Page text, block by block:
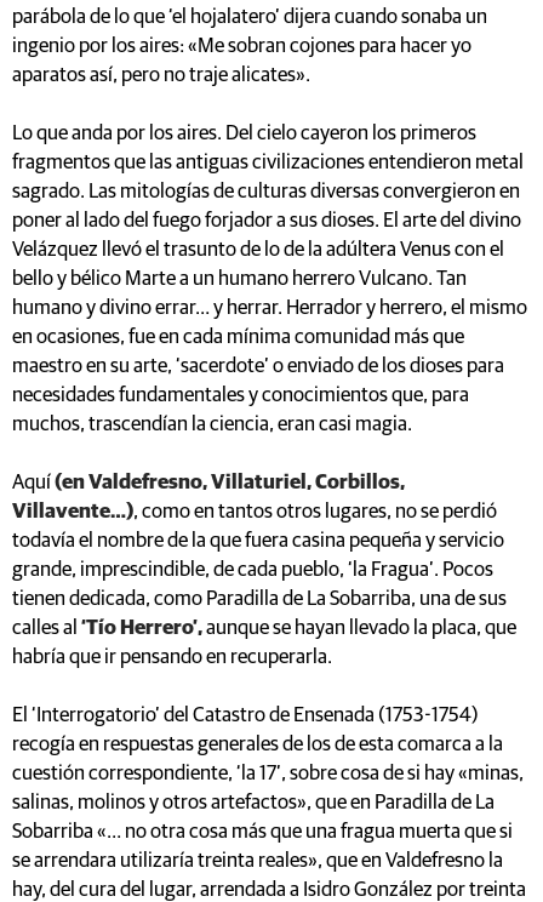
parábola de lo que ‘el hojalatero’ dijera cuando sonaba un
ingenio por los aires: «Me sobran cojones para hacer yo
aparatos así, pero no traje alicates».
Lo que anda por los aires. Del cielo cayeron los primeros
fragmentos que las antiguas civilizaciones entendieron metal
sagrado. Las mitologías de culturas diversas convergieron en
poner al lado del fuego forjador a sus dioses. El arte del divino
Velázquez llevó el trasunto de lo de la adúltera Venus con el
bello y bélico Marte a un humano herrero Vulcano. Tan
humano y divino errar… y herrar. Herrador y herrero, el mismo
en ocasiones, fue en cada mínima comunidad más que
maestro en su arte, ‘sacerdote’ o enviado de los dioses para
necesidades fundamentales y conocimientos que, para
muchos, trascendían la ciencia, eran casi magia.
Aquí (en Valdefresno, Villaturiel, Corbillos,
Villavente…), como en tantos otros lugares, no se perdió
todavía el nombre de la que fuera casina pequeña y servicio
grande, imprescindible, de cada pueblo, ‘la Fragua’. Pocos
tienen dedicada, como Paradilla de La Sobarriba, una de sus
calles al ‘Tío Herrero’,aunque se hayan llevado la placa, que
habría que ir pensando en recuperarla.
El ‘Interrogatorio’ del Catastro de Ensenada (1753-1754)
recogía en respuestas generales de los de esta comarca a la
cuestión correspondiente, ‘la 17’, sobre cosa de si hay «minas,
salinas, molinos y otros artefactos», que en Paradilla de La
Sobarriba «… no otra cosa más que una fragua muerta que si
se arrendara utilizaría treinta reales», que en Valdefresno la
hay, del cura del lugar, arrendada a Isidro González por treinta